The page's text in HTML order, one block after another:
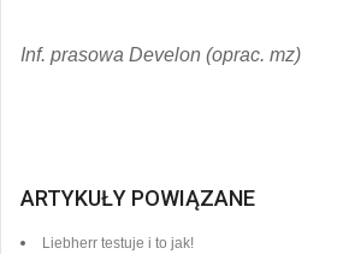
Inf. prasowa Develon (oprac. mz)
ARTYKUŁY POWIĄZANE
Liebherr testuje i to jak!